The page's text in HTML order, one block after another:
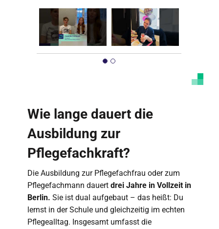
Marketing Cookies akzeptieren
Ich bin damit einverstanden, dass mir externe
Inhalte angezeigt werden. Damit können
personenbezogene Daten an Drittplattformen
übermittelt werden. Mehr dazu in unserer
Datenschutzerklärung.
Wie lange dauert die
Ausbildung zur
Pflegefachkraft?
Die Ausbildung zur Pflegefachfrau oder zum
Pflegefachmann dauert drei Jahre in Vollzeit in
Berlin. Sie ist dual aufgebaut – das heißt: Du
lernst in der Schule und gleichzeitig im echten
Pflegealltag. Insgesamt umfasst die